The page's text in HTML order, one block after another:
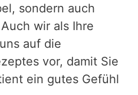
sondern auch
wir als Ihre
auf die
vor, damit Sie
ein gutes Gefühl